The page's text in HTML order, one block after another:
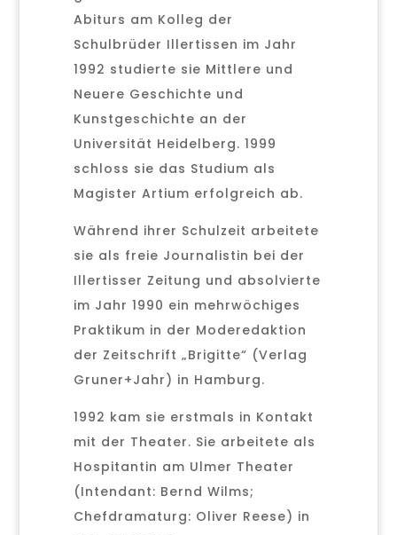
Abiturs am Kolleg der
Schulbrüder Illertissen im Jahr
1992 studierte sie Mittlere und
Neuere Geschichte und
Kunstgeschichte an der
Universität Heidelberg. 1999
schloss sie das Studium als
Magister Artium erfolgreich ab.
Während ihrer Schulzeit arbeitete
sie als freie Journalistin bei der
Illertisser Zeitung und absolvierte
im Jahr 1990 ein mehrwöchiges
Praktikum in der Moderedaktion
der Zeitschrift „Brigitte“ (Verlag
Gruner+Jahr) in Hamburg.
1992 kam sie erstmals in Kontakt
mit der Theater. Sie arbeitete als
Hospitantin am Ulmer Theater
(Intendant: Bernd Wilms;
Chefdramaturg: Oliver Reese) in